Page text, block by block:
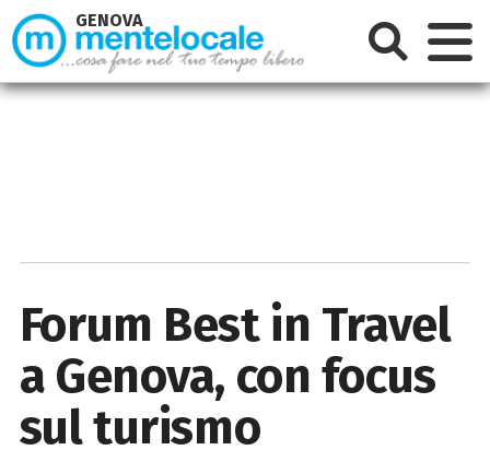
Forum Best in Travel
a Genova, con focus
sul turismo
GENOVA